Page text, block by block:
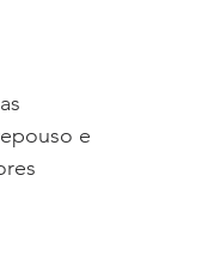
e